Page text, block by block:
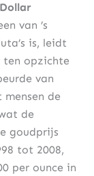
van ’s
is, leidt
ten opzichte
van
de
de
goudprijs
tot 2008,
per ounce in